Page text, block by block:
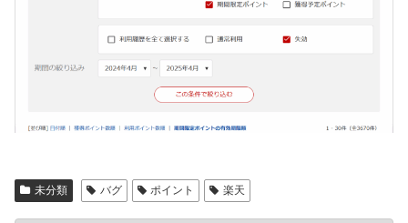
未分類 バグ ポイント 楽天